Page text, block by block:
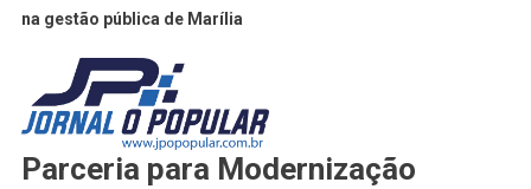
na gestão pública de Marília
Parceria para Modernização